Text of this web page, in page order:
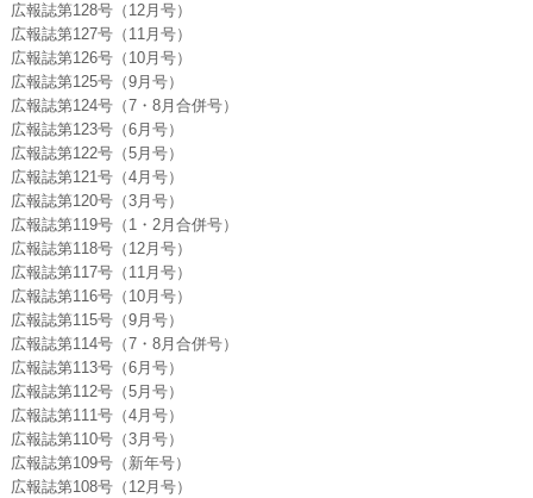
広報誌第128号（12月号）
広報誌第127号（11月号）
広報誌第126号（10月号）
広報誌第125号（9月号）
広報誌第124号（7・8月合併号）
広報誌第123号（6月号）
広報誌第122号（5月号）
広報誌第121号（4月号）
広報誌第120号（3月号）
広報誌第119号（1・2月合併号）
広報誌第118号（12月号）
広報誌第117号（11月号）
広報誌第116号（10月号）
広報誌第115号（9月号）
広報誌第114号（7・8月合併号）
広報誌第113号（6月号）
広報誌第112号（5月号）
広報誌第111号（4月号）
広報誌第110号（3月号）
広報誌第109号（新年号）
広報誌第108号（12月号）